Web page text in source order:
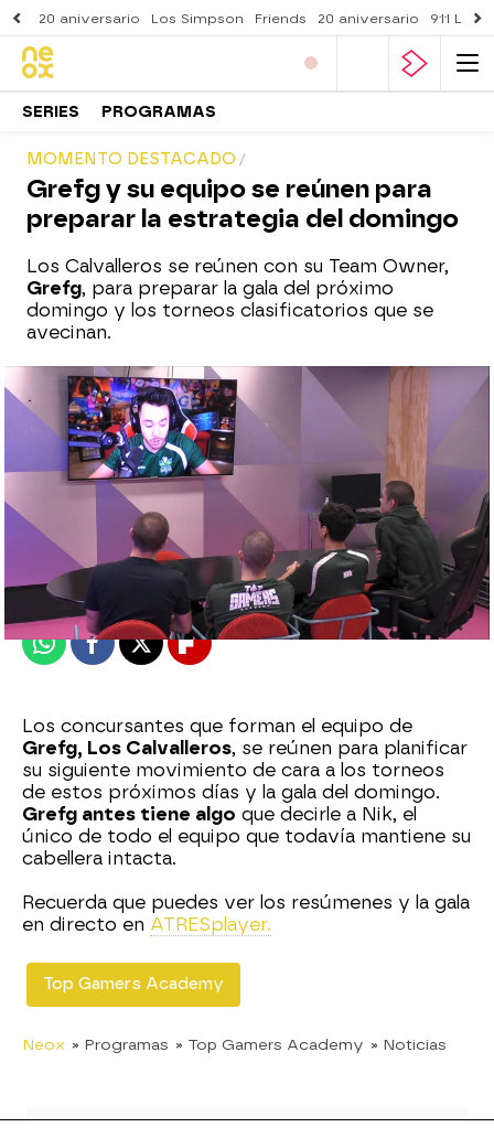
20 aniversario Los Simpson Friends 20 aniversario 911
SERIES PROGRAMAS
MOMENTO DESTACADO
Grefg y su equipo se reúnen para
preparar la estrategia del domingo
Los Calvalleros se reúnen con su Team Owner,
Grefg, para preparar la gala del próximo
domingo y los torneos clasificatorios que se
avecinan.
neox
Madrid
Publicado: 18 de noviembre de 2020, 18:11
WhatsappFacebook
X Flipboard
Los concursantes que forman el equipo de
Grefg, Los Calvalleros, se reúnen para planificar
su siguiente movimiento de cara a los torneos
de estos próximos días y la gala del domingo.
Grefg antes tiene algo que decirle a Nik, el
único de todo el equipo que todavía mantiene su
cabellera intacta.
Recuerda que puedes ver los resúmenes y la gala
en directo en ATRESplayer.
Top Gamers Academy
Neox » Programas » Top Gamers Academy » Noticias